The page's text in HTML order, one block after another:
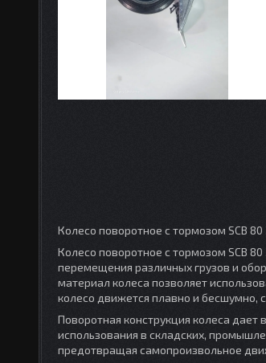
Колесо поворотное с тормозом SCB
Колесо поворотное с тормозом SCB
перемещения различных грузов и
материал колеса позволяет
колесо движется плавно и бесшумно,
Поворотная конструкция колеса
использования в складских,
предотвращая самопроизвольное